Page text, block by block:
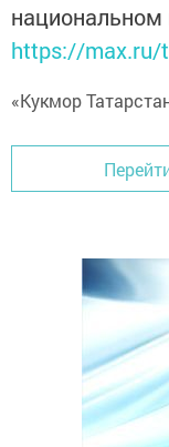
https://max.ru/
«Кукмор